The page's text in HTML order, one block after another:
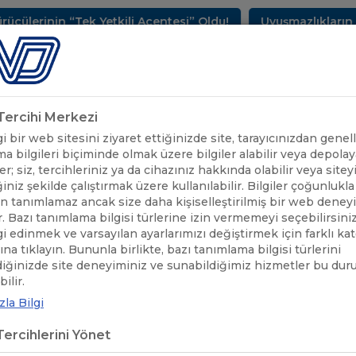
Yetkili Acentesi” Oldu! Uyuşmazlıkların Çözüm
SEKTÖREL BİLGİLER UND YAYINLARI
EĞİTİM / ULUSLARARASI LOJİSTİK ÜST DÜZEY YÖNETİCİ PROGRAMI
LOJİSTİK ÜST DÜZEY
Merkezi
bir web sitesini ziyaret ettiğinizde site, tarayıcınızdan
bilgileri biçiminde olmak üzere bilgiler alabilir veya
siz, tercihleriniz ya da cihazınız hakkında olabilir veya siteyi
şekilde çalıştırmak üzere kullanılabilir. Bilgiler
tanımlamaz ancak size daha kişiselleştirilmiş bir web
Bazı tanımlama bilgisi türlerine izin vermemeyi
edinmek ve varsayılan ayarlarımızı değiştirmek için farklı
tıklayın. Bununla birlikte, bazı tanımlama bilgisi türlerini
site deneyiminiz ve sunabildiğimiz hizmetler bu
Bilgi
Yönet